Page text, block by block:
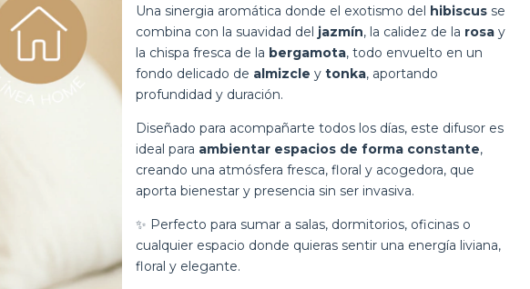
Una sinergia aromática donde el exotismo del hibiscus se
combina con la suavidad del jazmín, la calidez de la rosa y
la chispa fresca de la bergamota, todo envuelto en un
fondo delicado de almizcle y tonka, aportando
profundidad y duración.
Diseñado para acompañarte todos los días, este difusor es
ideal para ambientar espacios de forma constante,
creando una atmósfera fresca, floral y acogedora, que
aporta bienestar y presencia sin ser invasiva.
✨ Perfecto para sumar a salas, dormitorios, oficinas o
cualquier espacio donde quieras sentir una energía liviana,
floral y elegante.